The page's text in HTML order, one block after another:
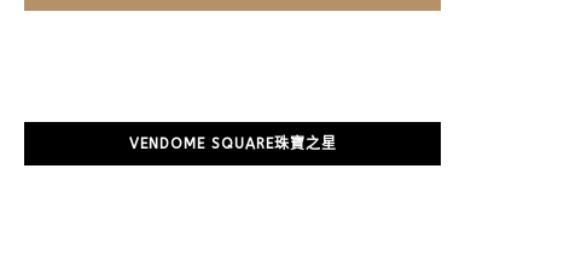
VENDOME SQUARE珠寶之星